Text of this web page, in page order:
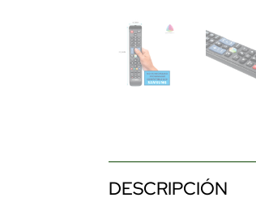
DESCRIPCIÓN